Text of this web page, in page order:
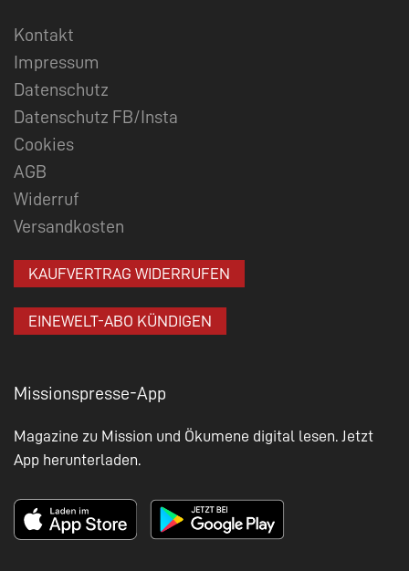
Kontakt
Impressum
Datenschutz
Datenschutz FB/Insta
Cookies
AGB
Widerruf
Versandkosten
KAUFVERTRAG WIDERRUFEN
EINEWELT-ABO KÜNDIGEN
Missionspresse-App
Magazine zu Mission und Ökumene digital lesen. Jetzt
App herunterladen.